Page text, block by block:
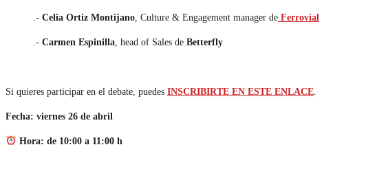
.- Celia Ortiz Montijano , Culture & Engagement manager de Ferrovial
.- Carmen Espinilla , head of Sales de Betterfly
Si quieres participar en el debate, puedes INSCRIBIRTE EN ESTE ENLACE
Fecha: viernes 26 de abril
Hora: de 10:00 a 11:00 h